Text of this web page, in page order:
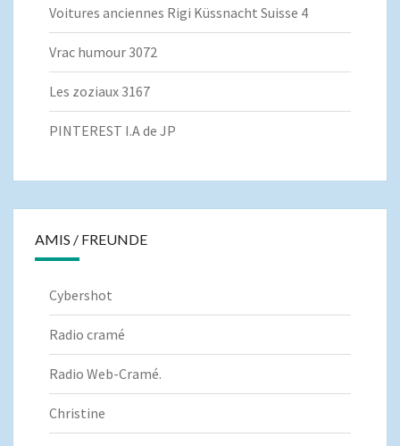
Voitures anciennes Rigi Küssnacht Suisse 4
Vrac humour 3072
Les zoziaux 3167
PINTEREST I.A de JP
AMIS / FREUNDE
Cybershot
Radio cramé
Radio Web-Cramé.
Christine